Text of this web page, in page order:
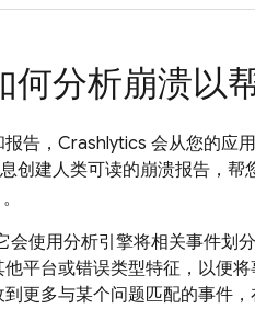
何分析崩溃以
告， Crashlytics 会从您的应
创建人类可读的崩溃报告，
会使用分析引擎将相关事件划
平台或错误类型特征，以便
更多与某个问题匹配的事件，